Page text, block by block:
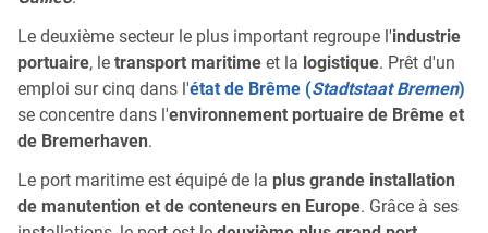
Le deuxième secteur le plus important regroupe l'industrie
portuaire, le transport maritime et la logistique. Prêt d'un
emploi sur cinq dans l'état de Brême (Stadtstaat Bremen)
se concentre dans l'environnement portuaire de Brême et
de Bremerhaven.
Le port maritime est équipé de la plus grande installation
de manutention et de conteneurs en Europe. Grâce à ses